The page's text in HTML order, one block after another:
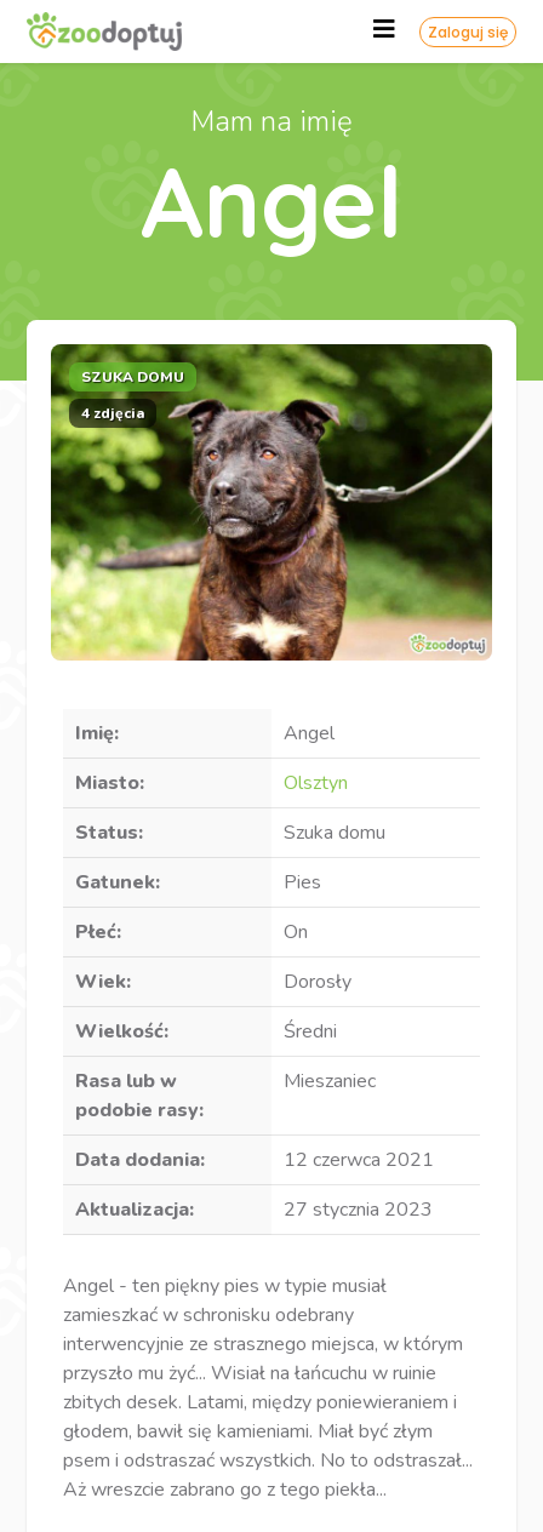
Zaloguj się
Mam na imię
Angel
SZUKA DOMU
4 zdjęcia
Imię:
Angel
Miasto:
Olsztyn
Status:
Szuka domu
Gatunek:
Pies
Płeć:
On
Wiek:
Dorosły
Wielkość:
Średni
Rasa lub w
podobie rasy:
Mieszaniec
Data dodania:
12 czerwca 2021
Aktualizacja:
27 stycznia 2023
Angel - ten piękny pies w typie musiał
zamieszkać w schronisku odebrany
interwencyjnie ze strasznego miejsca, w którym
przyszło mu żyć... Wisiał na łańcuchu w ruinie
zbitych desek. Latami, między poniewieraniem i
głodem, bawił się kamieniami. Miał być złym
psem i odstraszać wszystkich. No to odstraszał...
Aż wreszcie zabrano go z tego piekła...